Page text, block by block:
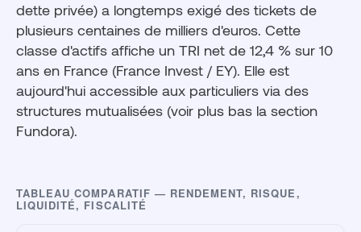
dette privée) a longtemps exigé des tickets de
plusieurs centaines de milliers d'euros. Cette
classe d'actifs affiche un TRI net de 12,4 % sur 10
ans en France (France Invest / EY). Elle est
aujourd'hui accessible aux particuliers via des
structures mutualisées (voir plus bas la section
Fundora).
TABLEAU COMPARATIF — RENDEMENT, RISQUE,
LIQUIDITÉ, FISCALITÉ